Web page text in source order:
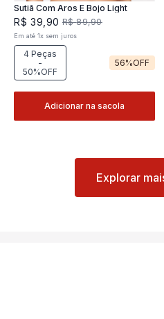
Sutiã Com Aros E Bojo Light
R$ 39 90 R$ 89,90
Em até1x sem juros
4 Peças
-
50%OFF
56%OFF
Adicionar na sacola